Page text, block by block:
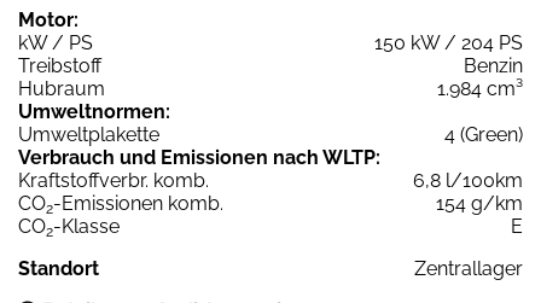
Motor:
kW / PS
150 kW / 204 PS
Treibstoff
Benzin
Hubraum
1.984 cm³
Umweltnormen:
Umweltplakette
4 (Green)
Verbrauch und Emissionen nach WLTP:
Kraftstoffverbr. komb.
6,8 l/100km
CO2-Emissionen komb.
154 g/km
CO2-Klasse
E
Standort
Zentrallager